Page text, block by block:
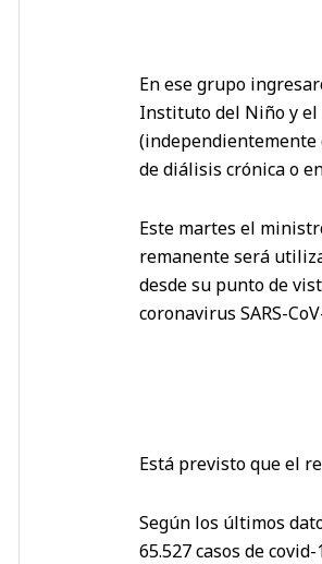
En ese grupo
Instituto del Niño y el
(independientemente
de diálisis crónica o
Este martes el
remanente será
desde su punto de
coronavirus SARS-
Está previsto que el
Según los últimos
65.527 casos de